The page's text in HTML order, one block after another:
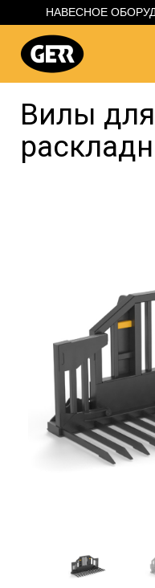
НАВЕСНОЕ
Вилы